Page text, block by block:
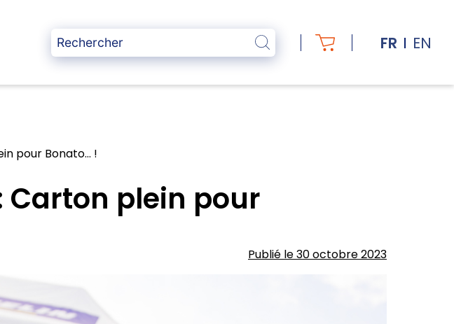
FR EN
pour Bonato… !
Carton plein pour
Publié le 30 octobre 2023